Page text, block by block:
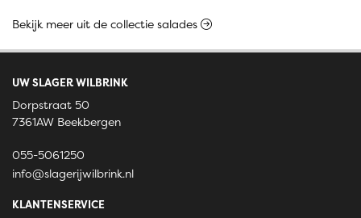
Bekijk meer uit de collectie salades
UW SLAGER WILBRINK
Dorpstraat 50
7361AW Beekbergen
055-5061250
info@slagerijwilbrink.nl
KLANTENSERVICE